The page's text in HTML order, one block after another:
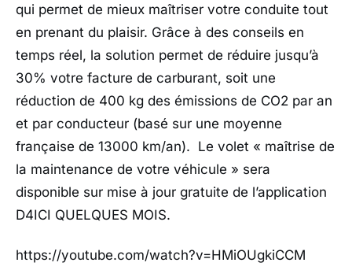
qui permet de mieux maîtriser votre conduite tout
en prenant du plaisir. Grâce à des conseils en
temps réel, la solution permet de réduire jusqu’à
30% votre facture de carburant, soit une
réduction de 400 kg des émissions de CO2 par an
et par conducteur (basé sur une moyenne
française de 13000 km/an). Le volet « maîtrise de
la maintenance de votre véhicule » sera
disponible sur mise à jour gratuite de l’application
D4ICI QUELQUES MOIS.
https://youtube.com/watch?v=HMiOUgkiCCM